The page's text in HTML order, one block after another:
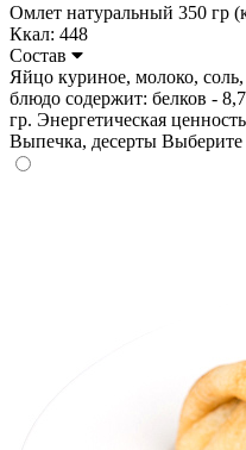
Омлет натуральный 350 гр
Ккал: 448
Состав
Яйцо куриное, молоко,
блюдо содержит: белков -
гр. Энергетическая
Выпечка, десерты